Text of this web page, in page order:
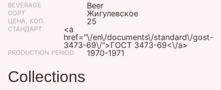
BEVERAGE Beer
СОРТ Жигулевское
ЦЕНА, КОП. 25
СТАНДАРТ
<a
href="\/en\/documents\/standard\/gost-
3473-69\/">ГОСТ 3473-69<\/a>
PRODUCTION PERIOD 1970-1971
Collections